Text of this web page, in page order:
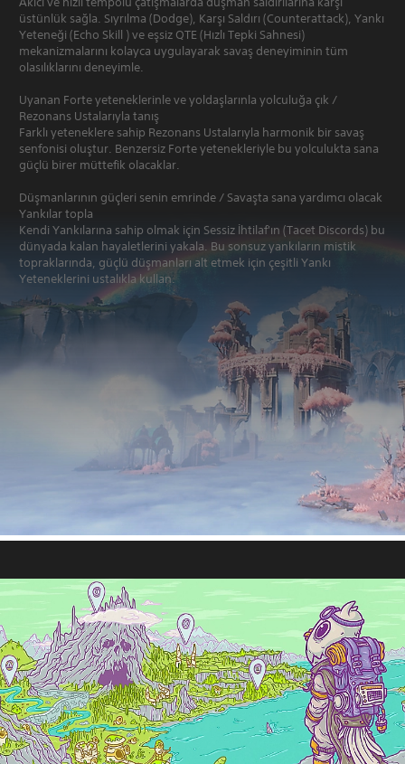
üstünlük sağla. Sıyrılma (Dodge), Karşı Saldırı (Counterattack), Yankı
Yeteneği (Echo Skill ) ve eşsiz QTE (Hızlı Tepki Sahnesi)
mekanizmalarını kolayca uygulayarak savaş deneyiminin tüm
olasılıklarını deneyimle.
Uyanan Forte yeteneklerinle ve yoldaşlarınla yolculuğa çık /
Rezonans Ustalarıyla tanış
Farklı yeteneklere sahip Rezonans Ustalarıyla harmonik bir savaş
senfonisi oluştur. Benzersiz Forte yetenekleriyle bu yolculukta sana
güçlü birer müttefik olacaklar.
Düşmanlarının güçleri senin emrinde / Savaşta sana yardımcı olacak
Yankılar topla
Kendi Yankılarına sahip olmak için Sessiz İhtilaf'ın (Tacet Discords) bu
dünyada kalan hayaletlerini yakala. Bu sonsuz yankıların mistik
topraklarında, güçlü düşmanları alt etmek için çeşitli Yankı
Yeteneklerini ustalıkla kullan.